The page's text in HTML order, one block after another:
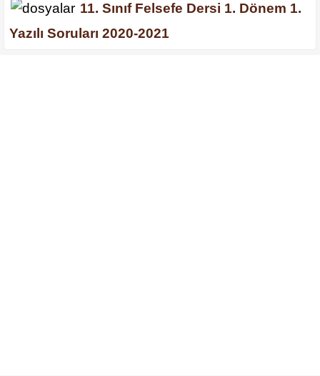
11. Sınıf Felsefe Dersi 1. Dönem 1.
Yazılı Soruları 2020-2021